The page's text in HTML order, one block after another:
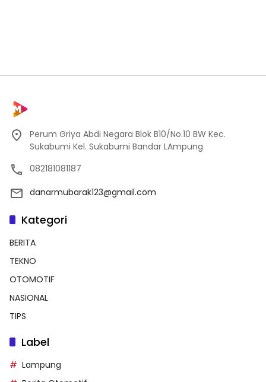
Perum Griya Abdi Negara Blok B10/No.10 BW Kec.
Sukabumi Kel. Sukabumi Bandar LAmpung
082181081187
danarmubarak123@gmail.com
Kategori
BERITA
TEKNO
OTOMOTIF
NASIONAL
TIPS
Label
Lampung